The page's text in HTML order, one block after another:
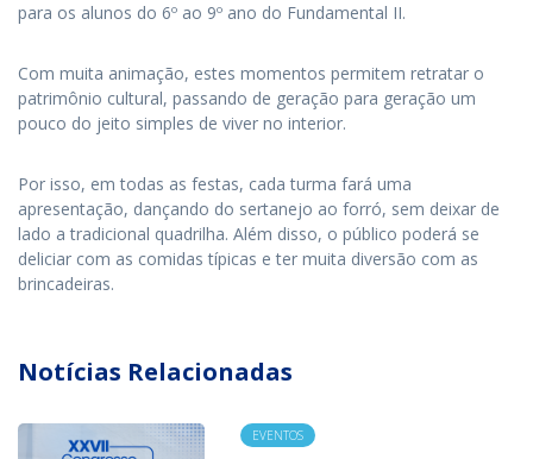
para os alunos do 6º ao 9º ano do Fundamental II.
Com muita animação, estes momentos permitem retratar o
patrimônio cultural, passando de geração para geração um
pouco do jeito simples de viver no interior.
Por isso, em todas as festas, cada turma fará uma
apresentação, dançando do sertanejo ao forró, sem deixar de
lado a tradicional quadrilha. Além disso, o público poderá se
deliciar com as comidas típicas e ter muita diversão com as
brincadeiras.
Notícias Relacionadas
EVENTOS